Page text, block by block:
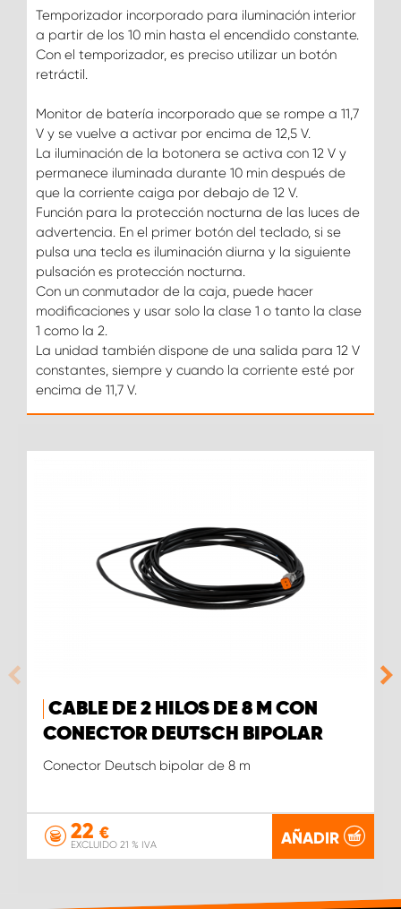
Temporizador incorporado para iluminación interior
a partir de los 10 min hasta el encendido constante.
Con el temporizador, es preciso utilizar un botón
retráctil.
Monitor de batería incorporado que se rompe a 11,7
V y se vuelve a activar por encima de 12,5 V.
La iluminación de la botonera se activa con 12 V y
permanece iluminada durante 10 min después de
que la corriente caiga por debajo de 12 V.
Función para la protección nocturna de las luces de
advertencia. En el primer botón del teclado, si se
pulsa una tecla es iluminación diurna y la siguiente
pulsación es protección nocturna.
Con un conmutador de la caja, puede hacer
modificaciones y usar solo la clase 1 o tanto la clase
1 como la 2.
La unidad también dispone de una salida para 12 V
constantes, siempre y cuando la corriente esté por
encima de 11,7 V.
CABLE DE 2 HILOS DE 8 M CON
CONECTOR DEUTSCH BIPOLAR
Conector Deutsch bipolar de 8 m
22 €
EXCLUIDO 21 % IVA AÑADIR